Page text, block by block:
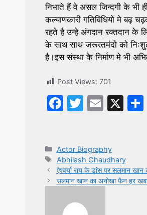
निभाते हैं वे असल जिन्दगी के भी
कल्याणकारी गतिविधियो मे बढ़
रहते है उन्हे अंगदान रक्तदान के
के साथ साथ जरूरतमंदो को
है।इस संस्था के निर्माण मे भी
Post Views: 701
F
e
b
o
o
T
er
E
l
X S
Categories
Actor Biography
Tags
Abhilash Chaudhary
ऐश्वर्या राय के डांस पर सलमान
सलमान खान का अनोखा फैन हर